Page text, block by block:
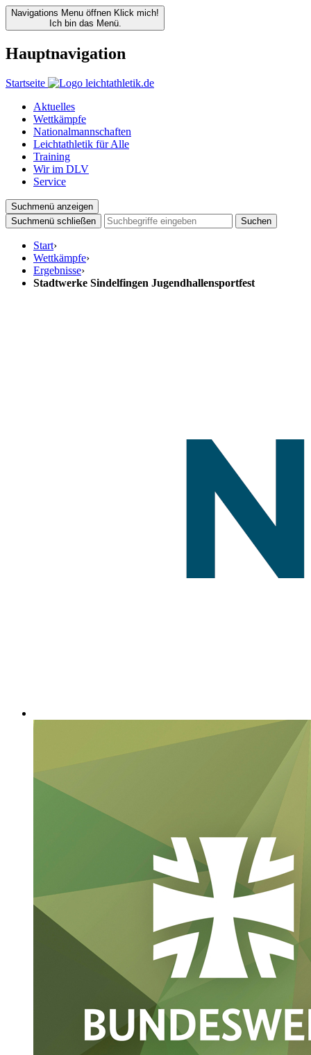
Navigations Menu öffnen Klick mich!
Ich bin das Menü.
Hauptnavigation
Startseite
Aktuelles
Wettkämpfe
Nationalmannschaften
Leichtathletik für Alle
Training
Wir im DLV
Service
Suchmenü anzeigen
Suchmenü schließen
Suchen
Start›
Wettkämpfe›
Ergebnisse›
Stadtwerke Sindelfingen Jugendhallensportfest